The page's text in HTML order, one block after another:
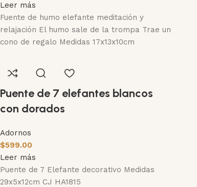
Leer más
Fuente de humo elefante meditación y
relajación El humo sale de la trompa Trae un
cono de regalo Medidas 17x13x10cm
Puente de 7 elefantes blancos
con dorados
Adornos
$599.00
Leer más
Puente de 7 Elefante decorativo Medidas
29x5x12cm CJ HA1815